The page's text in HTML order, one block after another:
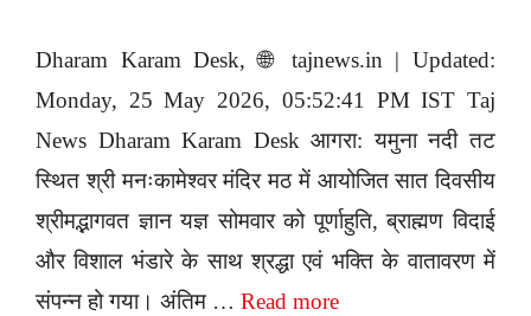
Dharam Karam Desk, 🌐 tajnews.in | Updated:
Monday, 25 May 2026, 05:52:41 PM IST Taj
News Dharam Karam Desk आगरा: यमुना नदी तट
स्थित श्री मनःकामेश्वर मंदिर मठ में आयोजित सात दिवसीय
श्रीमद्भागवत ज्ञान यज्ञ सोमवार को पूर्णाहुति, ब्राह्मण विदाई
और विशाल भंडारे के साथ श्रद्धा एवं भक्ति के वातावरण में
संपन्न हो गया। अंतिम … Read more